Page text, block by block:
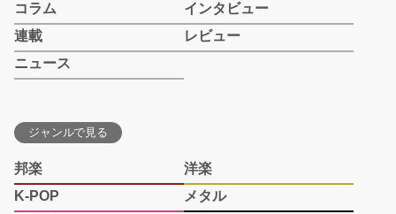
コラム
インタビュー
連載
レビュー
ニュース
ジャンルで見る
邦楽
洋楽
K-POP
メタル